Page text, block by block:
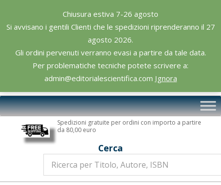
Chiusura estiva 7-26 agosto
Si avvisano i gentili Clienti che le spedizioni riprenderanno il 27
agosto 2026.
Gli ordini pervenuti verranno evasi a partire da tale data.
Per problematiche tecniche potete scrivere a:
admin@editorialescientifica.com Ignora
content
Editoriale
Scientifica
Primary
Navigation
Spedizioni gratuite per ordini con importo a partire
da 80,00 euro
Cerca